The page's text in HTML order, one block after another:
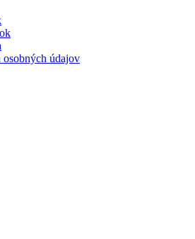
osobných údajov